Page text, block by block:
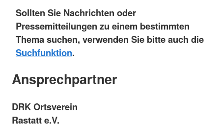
Sollten Sie Nachrichten oder
Pressemitteilungen zu einem bestimmten
Thema suchen, verwenden Sie bitte auch die
Suchfunktion.
Ansprechpartner
DRK Ortsverein
Rastatt e.V.